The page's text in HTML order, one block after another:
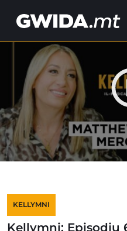
KELLYMNI
Kellymni: Episodju